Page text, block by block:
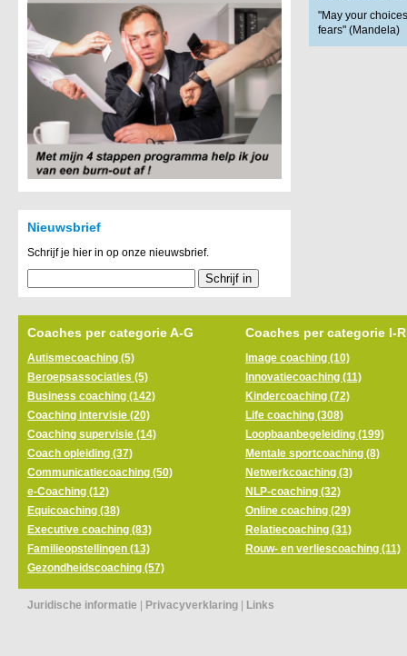
Nieuwsbrief
Schrijf je hier in op onze nieuwsbrief.
"May your
fears" (Mandela)
Coaches per categorie A-G
Autismecoaching (5)
Beroepsassociaties (5)
Business coaching (142)
Coaching intervisie (20)
Coaching supervisie (14)
Coach opleiding (37)
Communicatiecoaching (50)
e-Coaching (12)
Equicoaching (38)
Executive coaching (83)
Familieopstellingen (13)
Gezondheidscoaching (57)
Coaches per categorie I-R
Image coaching (10)
Innovatiecoaching (11)
Kindercoaching (72)
Life coaching (308)
Loopbaanbegeleiding (199)
Mentale sportcoaching (8)
Netwerkcoaching (3)
NLP-coaching (32)
Online coaching (29)
Relatiecoaching (31)
Rouw- en verliescoaching (11)
Juridische informatie Privacyverklaring Links